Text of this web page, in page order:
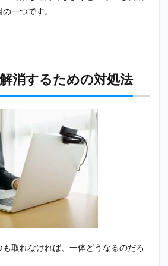
一つです。
消するための対処法
も取れなければ、一体どうなるのだろ